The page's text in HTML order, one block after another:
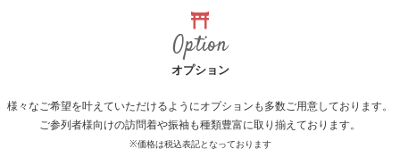
Option
オプション
様々なご希望を叶えていただけるようにオプションも多数ご用意しております。
ご参列者様向けの訪問着や振袖も種類豊富に取り揃えております。
※価格は税込表記となっております